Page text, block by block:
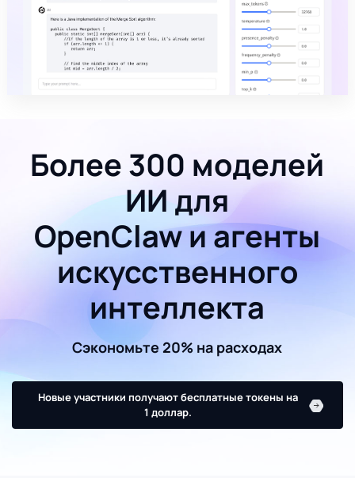
Более 300 моделей
ИИ для
OpenClaw и агенты
искусственного
интеллекта
Сэкономьте 20% на расходах
Новые участники получают бесплатные токены на
1 доллар.